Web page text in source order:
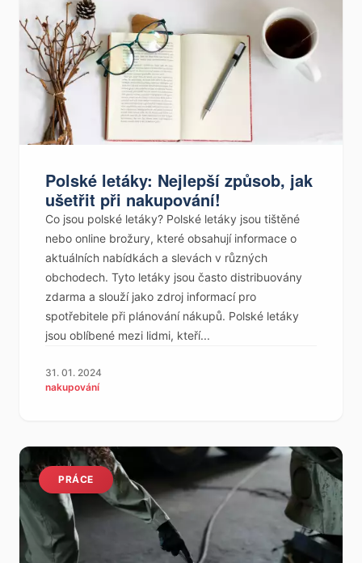
Polské letáky: Nejlepší způsob, jak
ušetřit při nakupování!
Co jsou polské letáky? Polské letáky jsou tištěné
nebo online brožury, které obsahují informace o
aktuálních nabídkách a slevách v různých
obchodech. Tyto letáky jsou často distribuovány
zdarma a slouží jako zdroj informací pro
spotřebitele při plánování nákupů. Polské letáky
jsou oblíbené mezi lidmi, kteří...
31. 01. 2024
nakupování
PRÁCE